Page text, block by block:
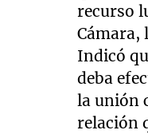
recurso
Cámara,
Indicó
deba
la unión
relación